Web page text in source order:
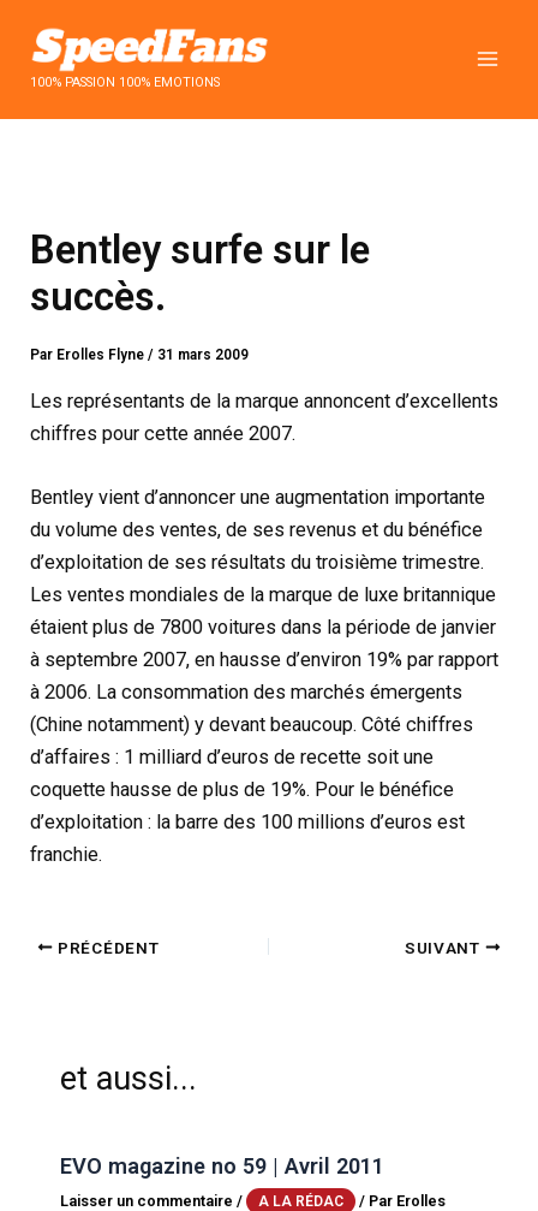
contenu100% PASSION 100% EMOTIONS
Bentley surfe sur le
succès.
Par Erolles Flyne/ 31 mars 2009
Les représentants de la marque annoncent d’excellents
chiffres pour cette année 2007.
Bentley vient d’annoncer une augmentation importante
du volume des ventes, de ses revenus et du bénéfice
d’exploitation de ses résultats du troisième trimestre.
Les ventes mondiales de la marque de luxe britannique
étaient plus de 7800 voitures dans la période de janvier
à septembre 2007, en hausse d’environ 19% par rapport
à 2006. La consommation des marchés émergents
(Chine notamment) y devant beaucoup. Côté chiffres
d’affaires : 1 milliard d’euros de recette soit une
coquette hausse de plus de 19%. Pour le bénéfice
d’exploitation : la barre des 100 millions d’euros est
franchie.
PRÉCÉDENT SUIVANT
et aussi...
EVO magazine no 59 | Avril 2011
Laisser un commentaire / A LA RÉDAC / Par Erolles